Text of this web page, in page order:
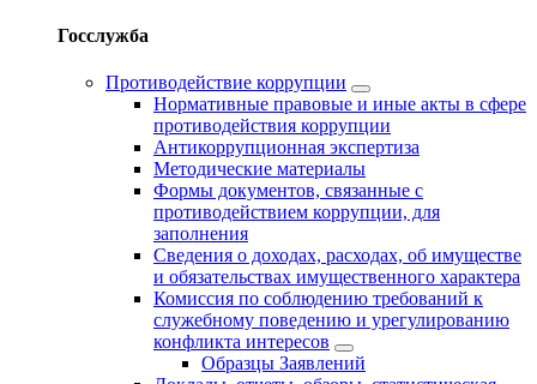
Госслужба
Противодействие коррупции
Нормативные правовые и иные акты в сфере
противодействия коррупции
Антикоррупционная экспертиза
Методические материалы
Формы документов, связанные с
противодействием коррупции, для
заполнения
Сведения о доходах, расходах, об имуществе
и обязательствах имущественного характера
Комиссия по соблюдению требований к
служебному поведению и урегулированию
конфликта интересов
Образцы Заявлений